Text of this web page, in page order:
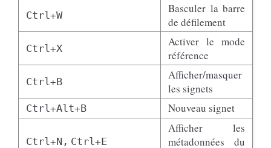
Ctrl +W
Basculer la barre
de défilement
Ctrl +X
Activer le mode
référence
Ctrl +B
Afficher/masquer
les signets
Ctrl +Alt+B Nouveau signet
Ctrl +N, Ctrl +E
Afficher les
métadonnées du